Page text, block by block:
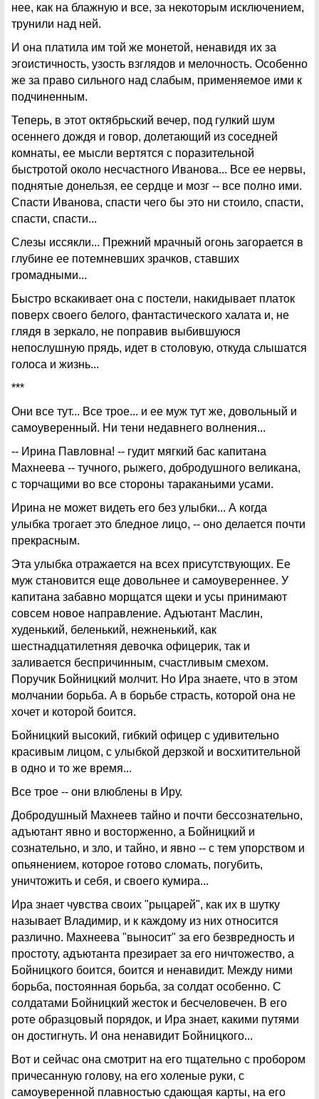
нее, как на блажную и все, за некоторым исключением,
трунили над ней.
И она платила им той же монетой, ненавидя их за
эгоистичность, узость взглядов и мелочность. Особенно
же за право сильного над слабым, применяемое ими к
подчиненным.
Теперь, в этот октябрьский вечер, под гулкий шум
осеннего дождя и говор, долетающий из соседней
комнаты, ее мысли вертятся с поразительной
быстротой около несчастного Иванова... Все ее нервы,
поднятые донельзя, ее сердце и мозг -- все полно ими.
Спасти Иванова, спасти чего бы это ни стоило, спасти,
спасти, спасти...
Слезы иссякли... Прежний мрачный огонь загорается в
глубине ее потемневших зрачков, ставших
громадными...
Быстро вскакивает она с постели, накидывает платок
поверх своего белого, фантастического халата и, не
глядя в зеркало, не поправив выбившуюся
непослушную прядь, идет в столовую, откуда слышатся
голоса и жизнь...
***
Они все тут... Все трое... и ее муж тут же, довольный и
самоуверенный. Ни тени недавнего волнения...
-- Ирина Павловна! -- гудит мягкий бас капитана
Махнеева -- тучного, рыжего, добродушного великана,
с торчащими во все стороны тараканьими усами.
Ирина не может видеть его без улыбки... А когда
улыбка трогает это бледное лицо, -- оно делается почти
прекрасным.
Эта улыбка отражается на всех присутствующих. Ее
муж становится еще довольнее и самоувереннее. У
капитана забавно морщатся щеки и усы принимают
совсем новое направление. Адъютант Маслин,
худенький, беленький, нежненький, как
шестнадцатилетняя девочка офицерик, так и
заливается беспричинным, счастливым смехом.
Поручик Бойницкий молчит. Но Ира знаете, что в этом
молчании борьба. А в борьбе страсть, которой она не
хочет и которой боится.
Бойницкий высокий, гибкий офицер с удивительно
красивым лицом, с улыбкой дерзкой и восхитительной
в одно и то же время...
Все трое -- они влюблены в Иру.
Добродушный Махнеев тайно и почти бессознательно,
адъютант явно и восторженно, а Бойницкий и
сознательно, и зло, и тайно, и явно -- с тем упорством и
опьянением, которое готово сломать, погубить,
уничтожить и себя, и своего кумира...
Ира знает чувства своих "рыцарей", как их в шутку
называет Владимир, и к каждому из них относится
различно. Махнеева "выносит" за его безвредность и
простоту, адъютанта презирает за его ничтожество, а
Бойницкого боится, боится и ненавидит. Между ними
борьба, постоянная борьба, за солдат особенно. С
солдатами Бойницкий жесток и бесчеловечен. В его
роте образцовый порядок, и Ира знает, какими путями
он достигнуть. И она ненавидит Бойницкого...
Вот и сейчас она смотрит на его тщательно с пробором
причесанную голову, на его холеные руки, с
самоуверенной плавностью сдающая карты, на его